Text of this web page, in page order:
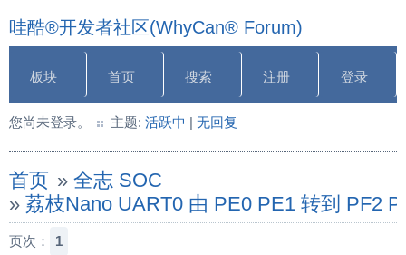
哇酷®开发者社区(WhyCan® Forum)
板块 首页 搜索 注册 登录
您尚未登录。 主题: 活跃中 | 无回复
首页 » 全志 SOC
» 荔枝Nano UART0 由 PE0 PE1 转到 PF2
页次： 1